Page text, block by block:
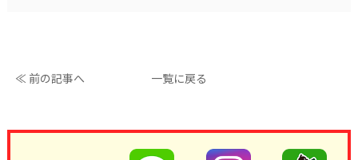
≪ 前の記事へ 一覧に戻る